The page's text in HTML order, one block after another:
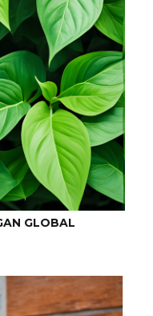
GLOBAL